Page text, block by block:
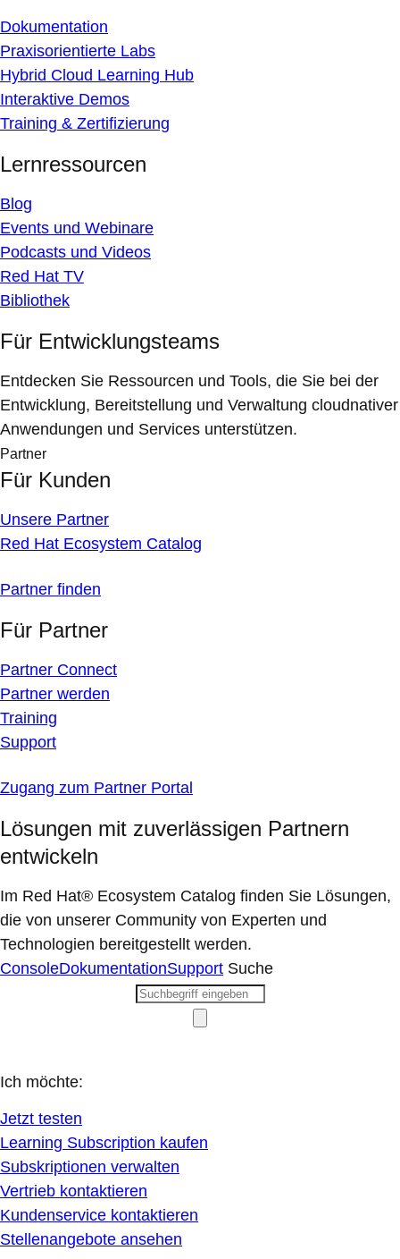
Dokumentation
Praxisorientierte Labs
Hybrid Cloud Learning Hub
Interaktive Demos
Training & Zertifizierung
Lernressourcen
Blog
Events und Webinare
Podcasts und Videos
Red Hat TV
Bibliothek
Für Entwicklungsteams
Entdecken Sie Ressourcen und Tools, die Sie bei der
Entwicklung, Bereitstellung und Verwaltung cloudnativer
Anwendungen und Services unterstützen.
Partner
Für Kunden
Unsere Partner
Red Hat Ecosystem Catalog
Partner finden
Für Partner
Partner Connect
Partner werden
Training
Support
Zugang zum Partner Portal
Lösungen mit zuverlässigen Partnern
entwickeln
Im Red Hat® Ecosystem Catalog finden Sie Lösungen,
die von unserer Community von Experten und
Technologien bereitgestellt werden.
ConsoleDokumentationSupport Suche
Ich möchte:
Jetzt testen
Learning Subscription kaufen
Subskriptionen verwalten
Vertrieb kontaktieren
Kundenservice kontaktieren
Stellenangebote ansehen